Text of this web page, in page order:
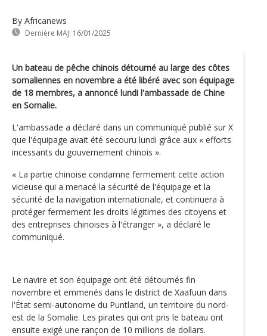
By Africanews
Dernière MAJ: 16/01/2025
Un bateau de pêche chinois détourné au large des côtes
somaliennes en novembre a été libéré avec son équipage
de 18 membres, a annoncé lundi l'ambassade de Chine
en Somalie.
L'ambassade a déclaré dans un communiqué publié sur X
que l'équipage avait été secouru lundi grâce aux « efforts
incessants du gouvernement chinois ».
« La partie chinoise condamne fermement cette action
vicieuse qui a menacé la sécurité de l'équipage et la
sécurité de la navigation internationale, et continuera à
protéger fermement les droits légitimes des citoyens et
des entreprises chinoises à l'étranger », a déclaré le
communiqué.
Le navire et son équipage ont été détournés fin
novembre et emmenés dans le district de Xaafuun dans
l'État semi-autonome du Puntland, un territoire du nord-
est de la Somalie. Les pirates qui ont pris le bateau ont
ensuite exigé une rançon de 10 millions de dollars.